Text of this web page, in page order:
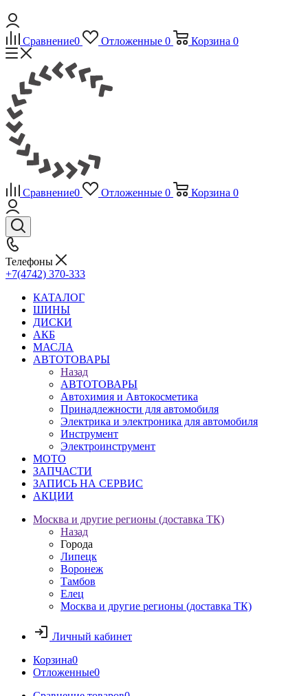
Сравнение0 Отложенные 0 Корзина 0
Сравнение0 Отложенные 0 Корзина 0
Телефоны
+7(4742) 370-333
КАТАЛОГ
ШИНЫ
ДИСКИ
АКБ
МАСЛА
АВТОТОВАРЫ
Назад
АВТОТОВАРЫ
Автохимия и Автокосметика
Принадлежности для автомобиля
Электрика и электроника для автомобиля
Инструмент
Электроинструмент
МОТО
ЗАПЧАСТИ
ЗАПИСЬ НА СЕРВИС
АКЦИИ
Москва и другие регионы (доставка ТК)
Назад
Города
Липецк
Воронеж
Тамбов
Елец
Москва и другие регионы (доставка ТК)
Личный кабинет
Корзина0
Отложенные0